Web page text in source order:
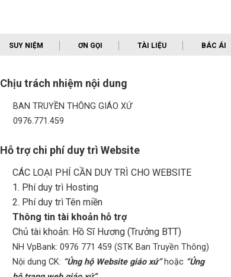
SUY NIỆM ƠN GỌI TÀI LIỆU BÁC ÁI
Chịu trách nhiệm nội dung
BAN TRUYỀN THÔNG GIÁO XỨ
0976.771.459
Hỗ trợ chi phí duy trì Website
CÁC LOẠI PHÍ CẦN DUY TRÌ CHO WEBSITE
1. Phí duy trì Hosting
2. Phí duy trì Tên miền
Thông tin tài khoản hỗ trợ
Chủ tài khoản: Hồ Sĩ Hương (Trưởng BTT)
NH VpBank: 0976 771 459 (STK Ban Truyền Thông)
Nội dung CK: “Ủng hộ Website giáo xứ”hoặc “Ủng